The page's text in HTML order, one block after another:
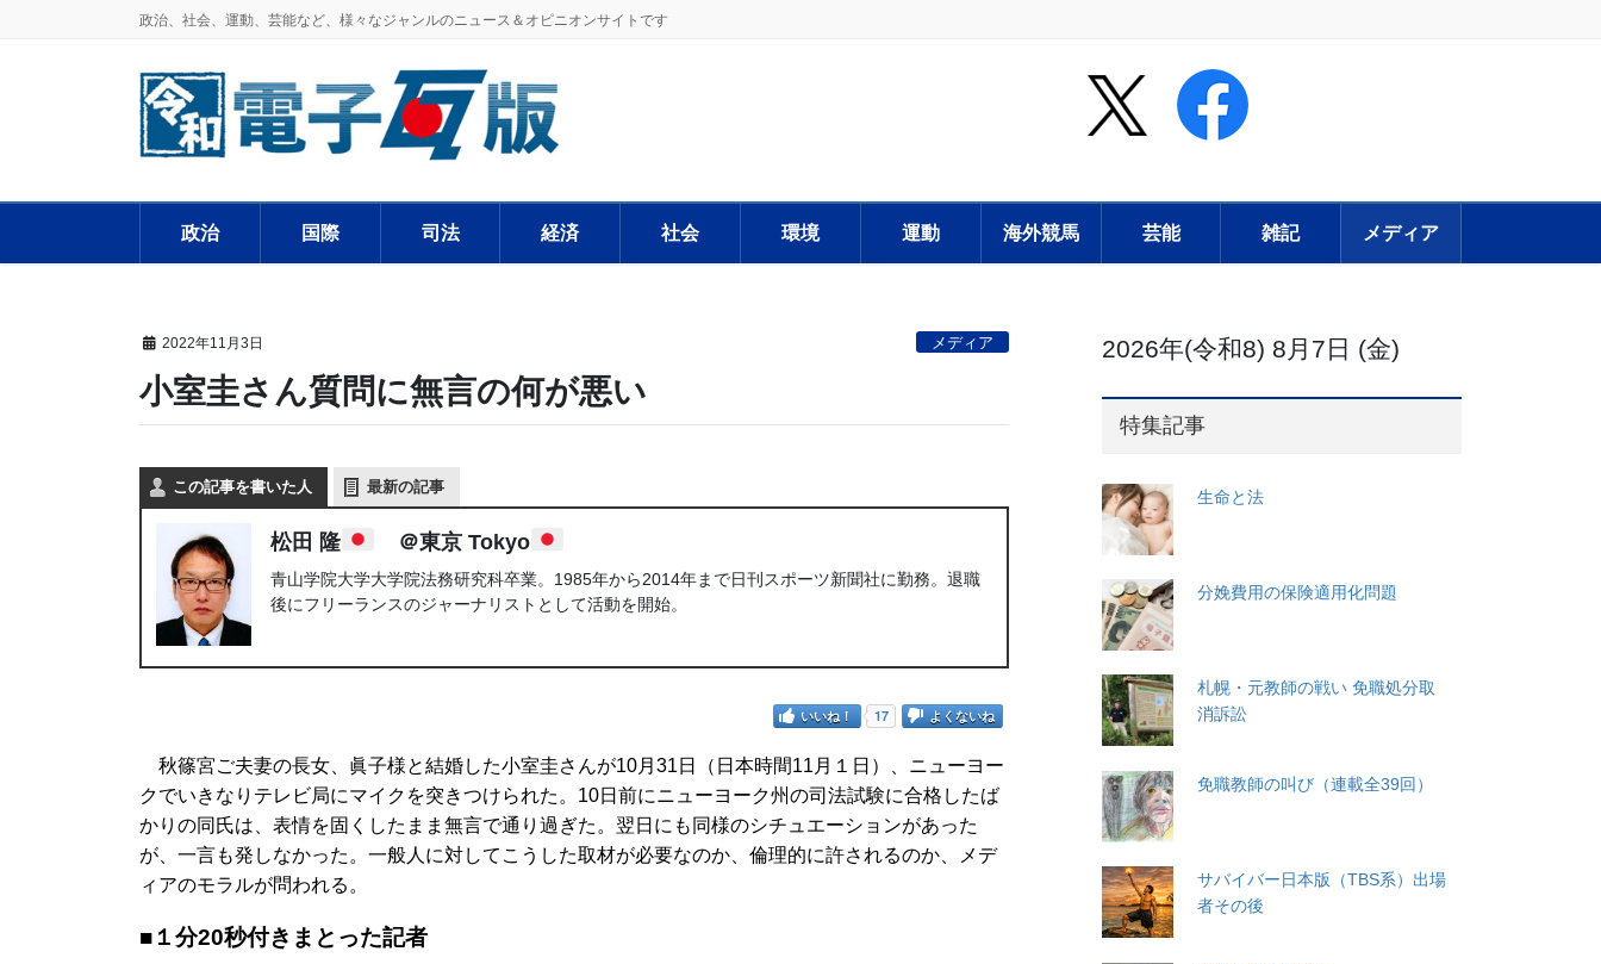
政治、社会、運動、芸能など、様々なジャンルのニュース＆オピニオンサイトです
政治 国際 司法 経済 社会 環境 運動 海外競馬 芸能 雑記 メディア
2022年11月3日 メディア
小室圭さん質問に無言の何が悪い
この記事を書いた人 最新の記事
松田 隆 ＠東京 Tokyo
青山学院大学大学院法務研究科卒業。1985年から2014年まで日刊スポーツ新聞社に勤務。退職
後にフリーランスのジャーナリストとして活動を開始。
いいね！ 17 よくないね
秋篠宮ご夫妻の長女、眞子様と結婚した小室圭さんが10月31日（日本時間11月１日）、ニューヨー
クでいきなりテレビ局にマイクを突きつけられた。10日前にニューヨーク州の司法試験に合格したば
かりの同氏は、表情を固くしたまま無言で通り過ぎた。翌日にも同様のシチュエーションがあった
が、一言も発しなかった。一般人に対してこうした取材が必要なのか、倫理的に許されるのか、メデ
ィアのモラルが問われる。
■１分20秒付きまとった記者
2026年(令和8) 8月7日 (金)
特集記事
生命と法
分娩費用の保険適用化問題
札幌・元教師の戦い 免職処分取
消訴訟
免職教師の叫び（連載全39回）
サバイバー日本版（TBS系）出場
者その後